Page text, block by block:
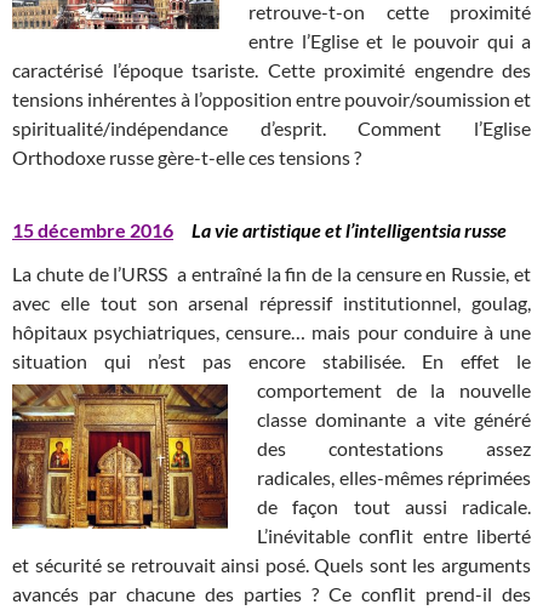
retrouve-t-on cette proximité
entre l’Eglise et le pouvoir qui a
caractérisé l’époque tsariste. Cette proximité engendre des
tensions inhérentes à l’opposition entre pouvoir/soumission et
spiritualité/indépendance d’esprit. Comment l’Eglise
Orthodoxe russe gère-t-elle ces tensions ?
15 décembre 2016
La vie artistique et l’intelligentsia russe
La chute de l’URSS a entraîné la fin de la censure en Russie, et
avec elle tout son arsenal répressif institutionnel, goulag,
hôpitaux psychiatriques, censure… mais pour conduire à une
situation qui n’est pas encore stabilisée. En effet le
comportement de la nouvelle
classe dominante a vite généré
des contestations assez
radicales, elles-mêmes réprimées
de façon tout aussi radicale.
L’inévitable conflit entre liberté
et sécurité se retrouvait ainsi posé. Quels sont les arguments
avancés par chacune des parties ? Ce conflit prend-il des